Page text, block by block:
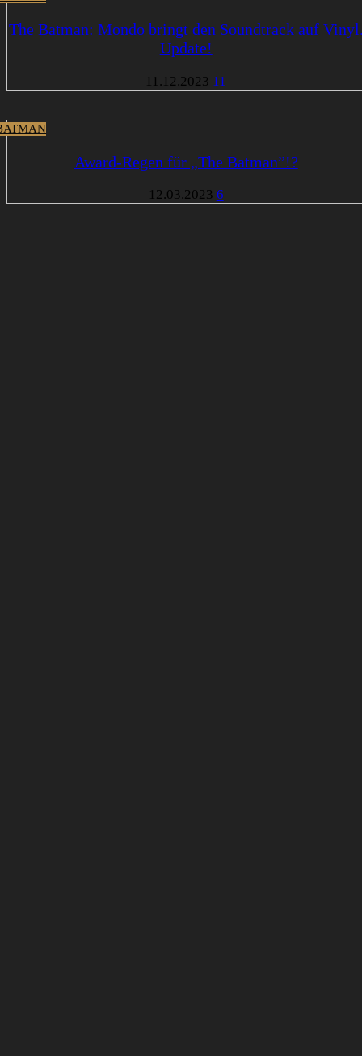
The Batman: Mondo bringt den Soundtrack auf
Update!
11.12.2023 11
Award-Regen für „The Batman”!?
12.03.2023 6